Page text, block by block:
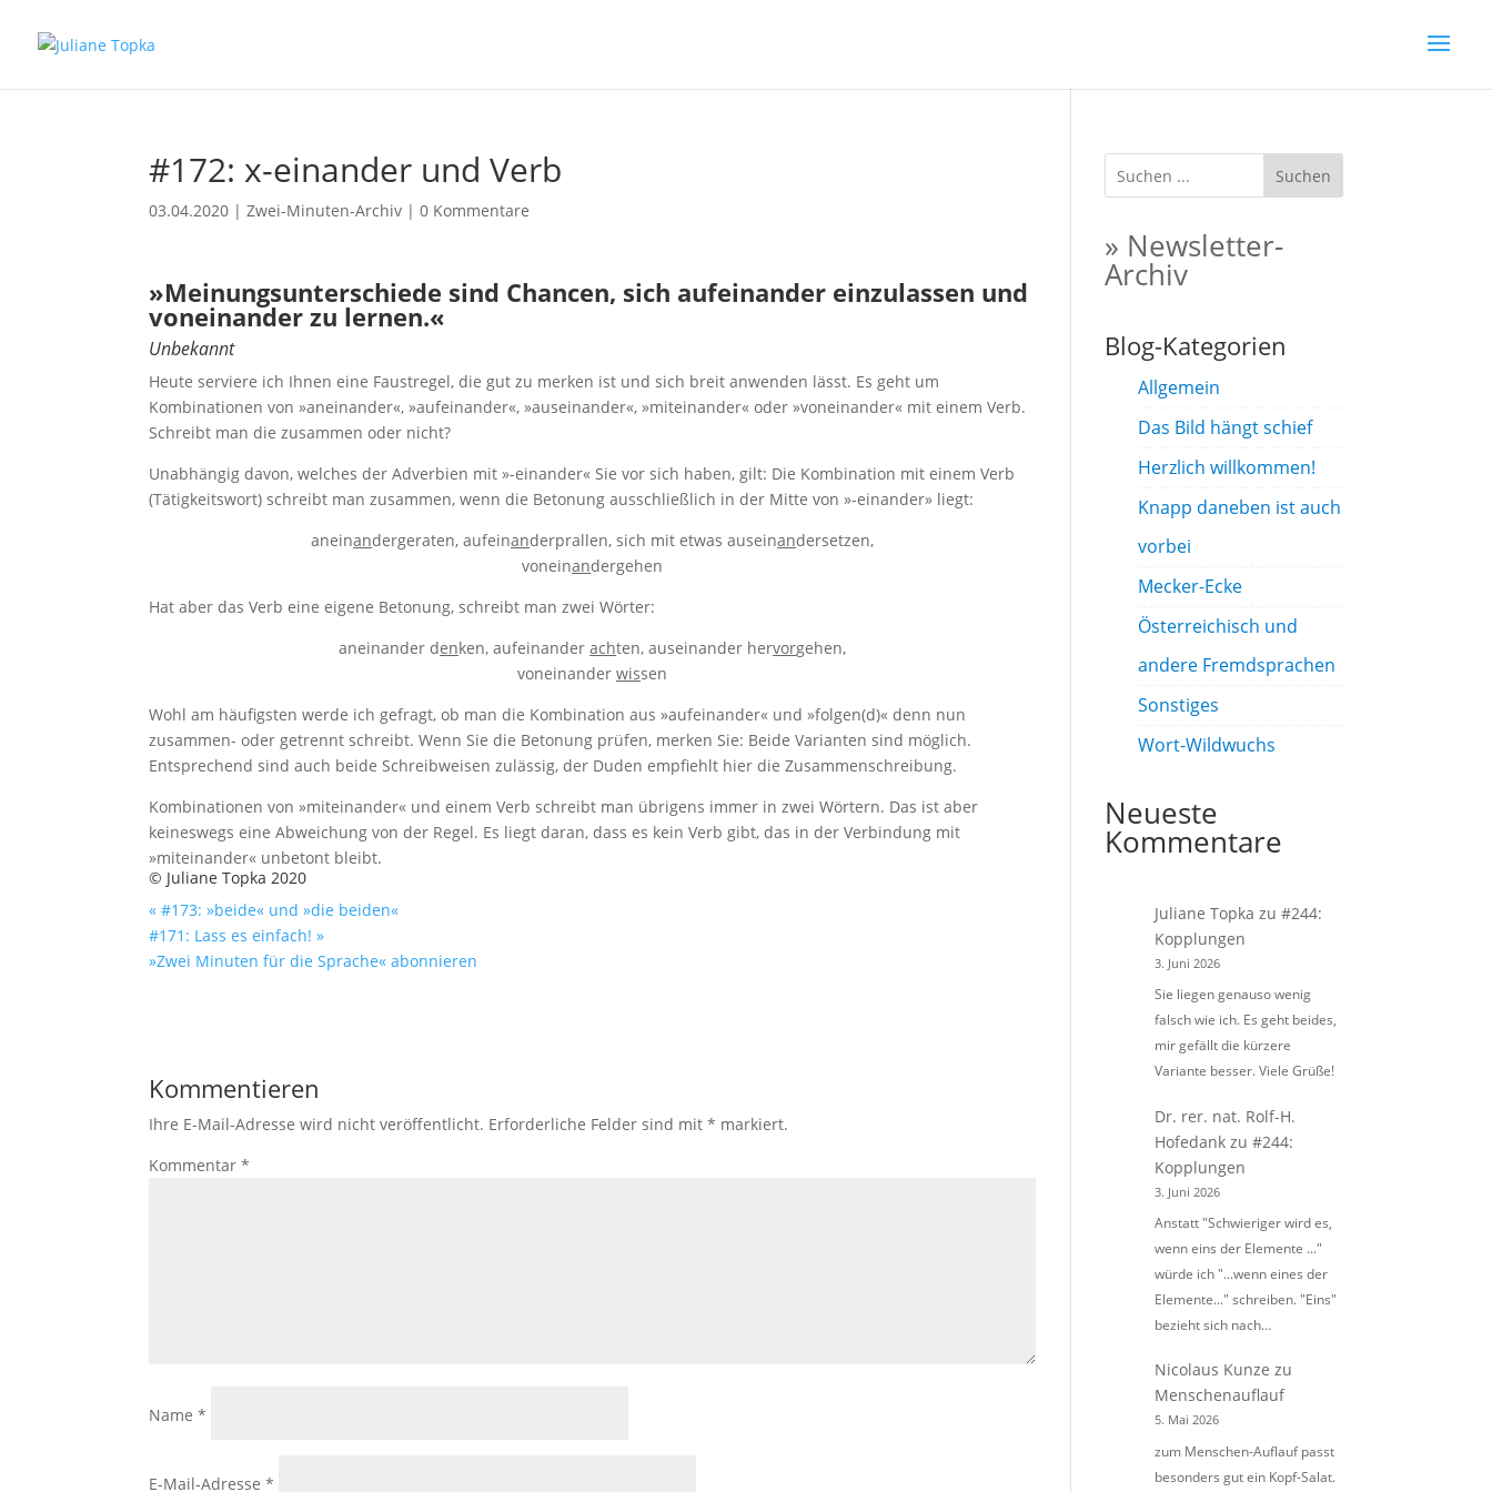
#172: x-einander und Verb
03.04.2020 |Zwei-Minuten-Archiv |0 Kommentare
»Meinungsunterschiede sind Chancen, sich aufeinander einzulassen und
voneinander zu lernen.«
Unbekannt
Heute serviere ich Ihnen eine Faustregel, die gut zu merken ist und sich breit anwenden lässt. Es geht um
Kombinationen von »aneinander«, »aufeinander«, »auseinander«, »miteinander« oder »voneinander« mit einem Verb.
Schreibt man die zusammen oder nicht?
Unabhängig davon, welches der Adverbien mit »-einander« Sie vor sich haben, gilt: Die Kombination mit einem Verb
(Tätigkeitswort) schreibt man zusammen, wenn die Betonung ausschließlich in der Mitte von »-einander» liegt:
aneinandergeraten, aufeinanderprallen, sich mit etwas auseinandersetzen,
voneinandergehen
Hat aber das Verb eine eigene Betonung, schreibt man zwei Wörter:
aneinander denken, aufeinanderachten, auseinander hervorgehen,
voneinanderwissen
Wohl am häufigsten werde ich gefragt, ob man die Kombination aus »aufeinander« und »folgen(d)« denn nun
zusammen- oder getrennt schreibt. Wenn Sie die Betonung prüfen, merken Sie: Beide Varianten sind möglich.
Entsprechend sind auch beide Schreibweisen zulässig, der Duden empfiehlt hier die Zusammenschreibung.
Kombinationen von »miteinander« und einem Verb schreibt man übrigens immer in zwei Wörtern. Das ist aber
keineswegs eine Abweichung von der Regel. Es liegt daran, dass es kein Verb gibt, das in der Verbindung mit
»miteinander« unbetont bleibt.
© Juliane Topka 2020
« #173: »beide« und »die beiden«
#171: Lass es einfach! »
»Zwei Minuten für die Sprache« abonnieren
Kommentieren
Ihre E-Mail-Adresse wird nicht veröffentlicht. Erforderliche Felder sind mit* markiert.
Kommentar*
Name*
E-Mail-Adresse*
Suchen
» Newsletter-
Archiv
Blog-Kategorien
Allgemein
Das Bild hängt schief
Herzlich willkommen!
Knapp daneben ist auch
vorbei
Mecker-Ecke
Österreichisch und
andere Fremdsprachen
Sonstiges
Wort-Wildwuchs
Neueste
Kommentare
Juliane Topka zu#244:
Kopplungen
3. Juni 2026
Sie liegen genauso wenig
falsch wie ich. Es geht beides,
mir gefällt die kürzere
Variante besser. Viele Grüße!
Dr. rer. nat. Rolf-H.
Hofedank zu#244:
Kopplungen
3. Juni 2026
Anstatt "Schwieriger wird es,
wenn eins der Elemente ..."
würde ich "...wenn eines der
Elemente..." schreiben. "Eins"
bezieht sich nach…
Nicolaus Kunze zu
Menschenauflauf
5. Mai 2026
zum Menschen-Auflauf passt
besonders gut ein Kopf-Salat.